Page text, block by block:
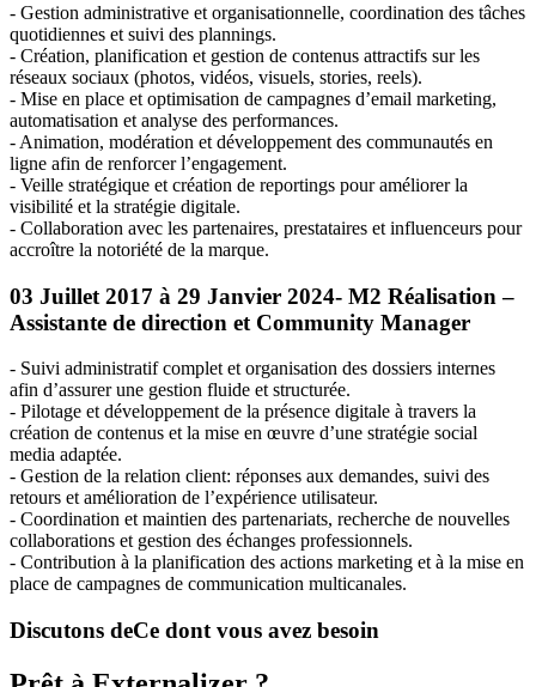
- Gestion administrative et organisationnelle, coordination des tâches
quotidiennes et suivi des plannings.
- Création, planification et gestion de contenus attractifs sur les
réseaux sociaux (photos, vidéos, visuels, stories, reels).
- Mise en place et optimisation de campagnes d’email marketing,
automatisation et analyse des performances.
- Animation, modération et développement des communautés en
ligne afin de renforcer l’engagement.
- Veille stratégique et création de reportings pour améliorer la
visibilité et la stratégie digitale.
- Collaboration avec les partenaires, prestataires et influenceurs pour
accroître la notoriété de la marque.
03 Juillet 2017 à 29 Janvier 2024- M2 Réalisation –
Assistante de direction et Community Manager
- Suivi administratif complet et organisation des dossiers internes
afin d’assurer une gestion fluide et structurée.
- Pilotage et développement de la présence digitale à travers la
création de contenus et la mise en œuvre d’une stratégie social
media adaptée.
- Gestion de la relation client: réponses aux demandes, suivi des
retours et amélioration de l’expérience utilisateur.
- Coordination et maintien des partenariats, recherche de nouvelles
collaborations et gestion des échanges professionnels.
- Contribution à la planification des actions marketing et à la mise en
place de campagnes de communication multicanales.
Discutons deCe dont vous avez besoin